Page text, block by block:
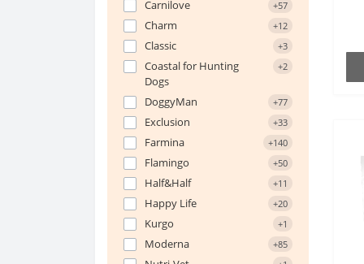
Carnilove +57
Charm +12
Classic +3
Coastal for Hunting
Dogs
+2
DoggyMan +77
Exclusion +33
Farmina +140
Flamingo +50
Half&Half +11
Happy Life +20
Kurgo +1
Moderna +85